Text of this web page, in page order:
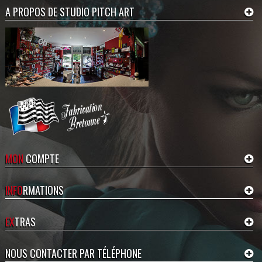
Sauvegarde du Projet
Si vous êtes connecté à la boutique,
votre projet estautomatiquement
sauvegardé. Vous pourrez revenir
plus tard terminer votre projet en
revenant sur la fiche produit.
Ajouter au Panier
Lorsque votre personnalisation est
terminée, ou si vous avez choisi
création boutique, cliquez sur
Si vous devez réaliser plusieurs
A PROPOS DE STUDIO PITCH ART
MONCOMPTE
INFORMATIONS
EXTRAS
NOUS CONTACTER PAR TÉLÉPHONE